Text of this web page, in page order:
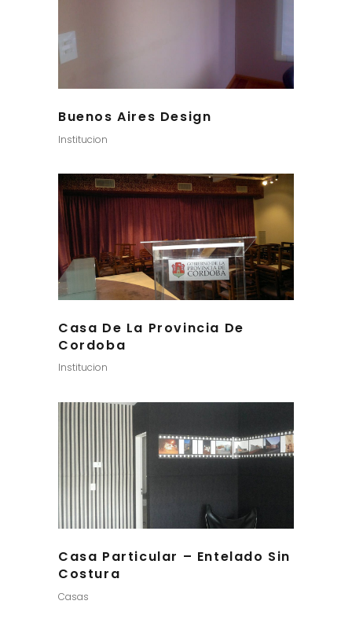
Buenos Aires Design
Institucion
Casa De La Provincia De
Cordoba
Institucion
Casa Particular – Entelado Sin
Costura
Casas